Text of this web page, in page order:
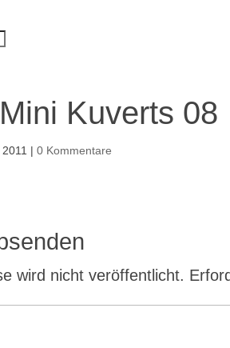
Kuverts 08
|0 Kommentare
wird nicht veröffentlicht.